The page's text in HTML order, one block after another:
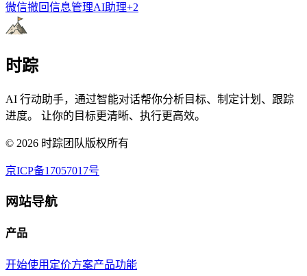
微信撤回信息管理AI助理+2
时踪
AI 行动助手，通过智能对话帮你分析目标、制定计划、跟踪
进度。 让你的目标更清晰、执行更高效。
© 2026 时踪团队版权所有
京ICP备17057017号
网站导航
产品
开始使用 定价方案产品功能